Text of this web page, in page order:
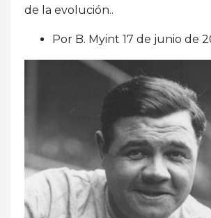
de la evolución..
Por B. Myint 17 de junio de